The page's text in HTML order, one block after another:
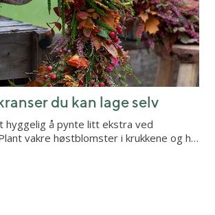
du kan lage selv
hyggelig å pynte litt ekstra ved
vakre høstblomster i krukkene og h…